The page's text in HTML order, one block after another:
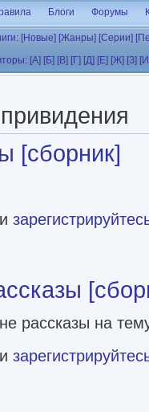
Блоги Форумы
[Новые] [Жанры] [Серии]
[А] [Б] [В] [Г] [Д] [Е] [Ж] [З]
привидения
[сборник]
рассказы на
[сборник]